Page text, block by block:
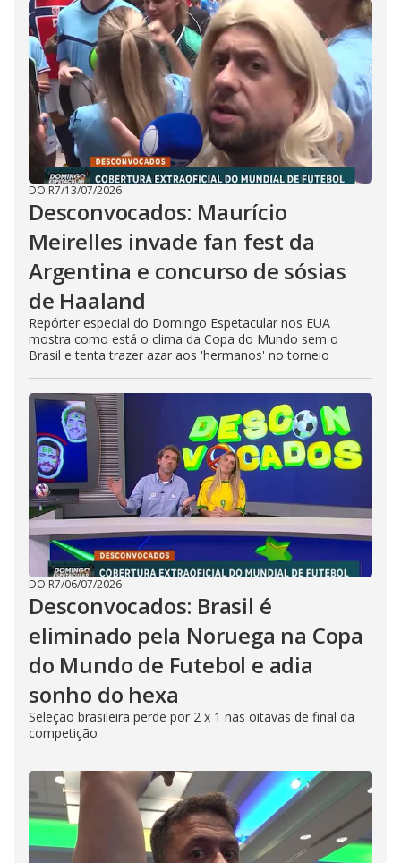
DO R7/13/07/2026
Desconvocados: Maurício
Meirelles invade fan fest da
Argentina e concurso de sósias
de Haaland
Repórter especial do Domingo Espetacular nos EUA
mostra como está o clima da Copa do Mundo sem o
Brasil e tenta trazer azar aos 'hermanos' no torneio
DO R7/06/07/2026
Desconvocados: Brasil é
eliminado pela Noruega na Copa
do Mundo de Futebol e adia
sonho do hexa
Seleção brasileira perde por 2 x 1 nas oitavas de final da
competição